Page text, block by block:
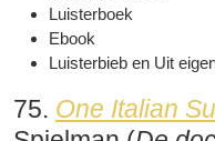
Luisterboek
Ebook
Luisterbieb en Uit
75. One Italian